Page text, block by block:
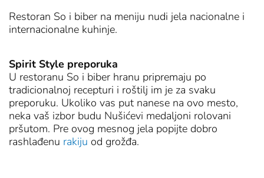
Restoran So i biber na meniju nudi jela nacionalne i
internacionalne kuhinje.
Spirit Style preporuka
U restoranu So i biber hranu pripremaju po
tradicionalnoj recepturi i roštilj im je za svaku
preporuku. Ukoliko vas put nanese na ovo mesto,
neka vaš izbor budu Nušićevi medaljoni rolovani
pršutom. Pre ovog mesnog jela popijte dobro
rashlađenu rakiju od grožđa.